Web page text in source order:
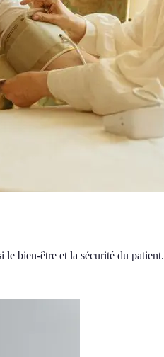
le bien-être et la sécurité du patient.